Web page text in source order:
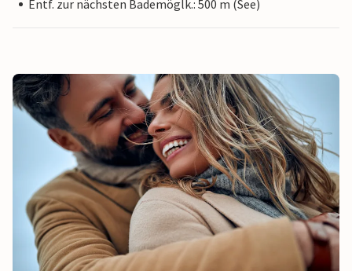
Entf. zur nächsten Bademöglk.: 500 m (See)